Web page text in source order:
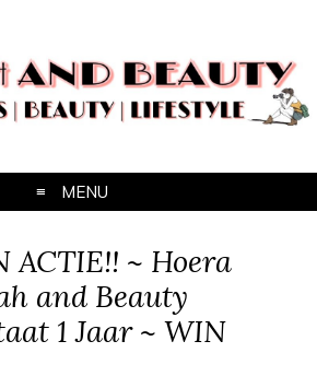
MENU
ACTIE!! ~ Hoera
and Beauty
1 Jaar ~ WIN